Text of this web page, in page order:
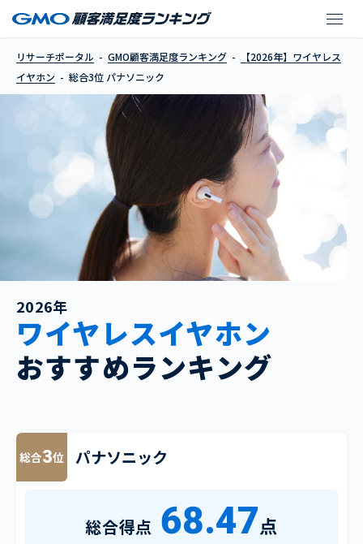
リサーチポータル GMO顧客満足度ランキング
【2026年】ワイヤレス
イヤホン
総合3位 パナソニック
2026年
ワイヤレスイヤホン
おすすめランキング
総合3位 パナソニック
総合得点 68.47点